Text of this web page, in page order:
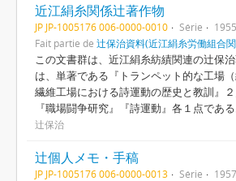
近江絹糸関係辻著作物
JP JP-1005176 006-0000-0010 Série
Fait partie de 辻保治資料(近江絹糸労働組合
この文書群は、近江絹糸紡績関連の辻保
は、単著である『トランペット的な工場
繊維工場における詩運動の歴史と教訓』
『職場闘争研究』『詩運動』各１点である
辻保治
辻個人メモ・手稿
JP JP-1005176 006-0000-0013 Série